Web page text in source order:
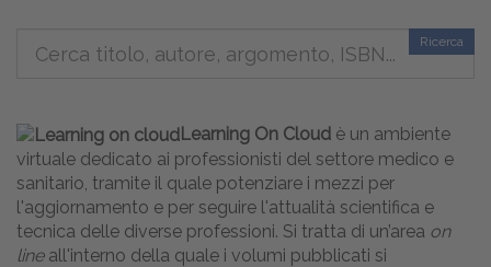
Ricerca
Learning On Cloud è un ambiente
virtuale dedicato ai professionisti del settore medico e
sanitario, tramite il quale potenziare i mezzi per
l'aggiornamento e per seguire l'attualità scientifica e
tecnica delle diverse professioni. Si tratta di un’area on
lineall'interno della quale i volumi pubblicati si